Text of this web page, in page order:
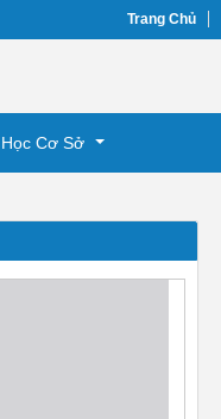
Trang Chủ
Cơ Sở